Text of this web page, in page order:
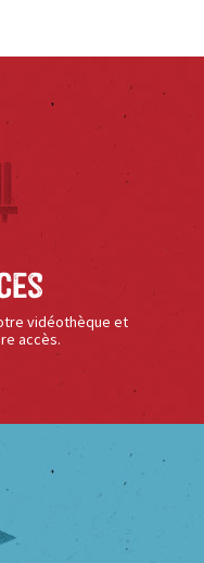
vidéothèque et
accès.